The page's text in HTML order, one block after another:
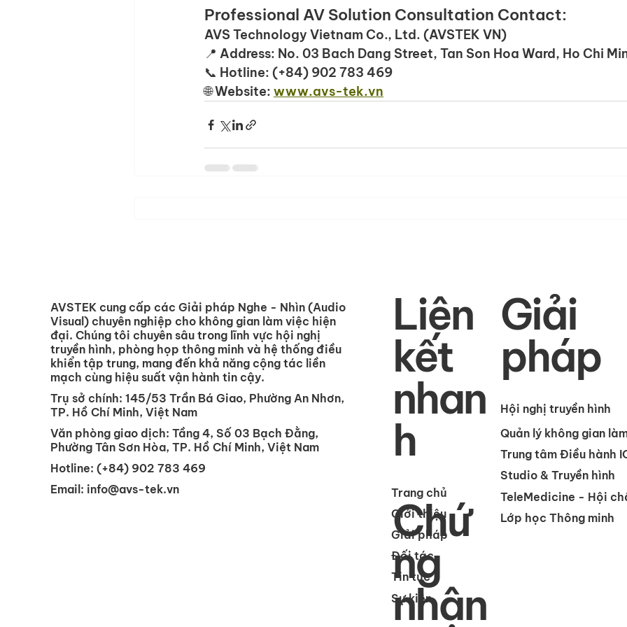
Professional AV Solution Consultation Contact:
AVS Technology Vietnam Co., Ltd. (AVSTEK VN)
📍 Address: No. 03 Bach Dang Street, Tan Son Hoa Ward, Ho Chi
📞 Hotline: (+84) 902 783 469
🌐 Website: www.avs-tek.vn
AVSTEK cung cấp các Giải pháp Nghe - Nhìn (Audio
Visual) chuyên nghiệp cho không gian làm việc hiện
đại. Chúng tôi chuyên sâu trong lĩnh vực hội nghị
truyền hình, phòng họp thông minh và hệ thống điều
khiển tập trung, mang đến khả năng cộng tác liền
mạch cùng hiệu suất vận hành tin cậy.
Trụ sở chính: 145/53 Trần Bá Giao, Phường An Nhơn,
TP. Hồ Chí Minh, Việt Nam
Văn phòng giao dịch: Tầng 4, Số 03 Bạch Đằng,
Phường Tân Sơn Hòa, TP. Hồ Chí Minh, Việt Nam
Hotline: (+84) 902 783 469
Email: info@avs-tek.vn
Liên
kết
nhan
h
Trang chủ
Giới thiệu
Giải pháp
Đối tác
Tin tức
Sự kiện
Giải
pháp
Hội nghị truyền hình
Quản lý không gian
Trung tâm Điều hành
Studio & Truyền hình
TeleMedicine - Hội
Lớp học Thông minh
Chứ
ng
nhận